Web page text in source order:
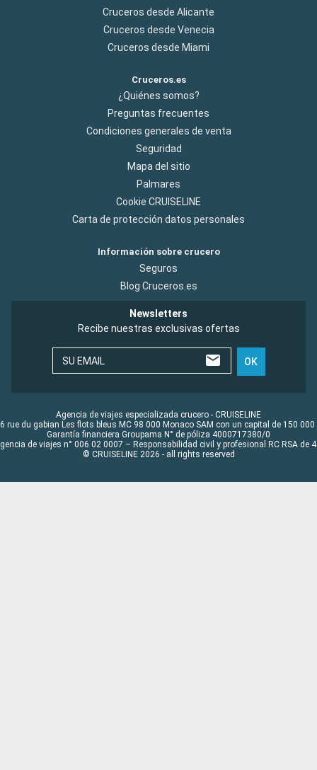
Cruceros desde Alicante
Cruceros desde Venecia
Cruceros desde Miami
Cruceros.es
¿Quiénes somos?
Preguntas frecuentes
Condiciones generales de venta
Seguridad
Mapa del sitio
Palmares
Cookie CRUISELINE
Carta de protección datos personales
Información sobre crucero
Seguros
Blog Cruceros.es
Newsletters
Recibe nuestras exclusivas ofertas
SU EMAIL OK
Agencia de viajes especializada crucero - CRUISELINE
rue du gabian Les flots bleus MC 98 000 Monaco SAM con un capital de 150 000
Garantía financiera Groupama N° de póliza 4000717380/0
de viajes n° 006 02 0007 – Responsabilidad civil y profesional RC RSA de
© CRUISELINE 2026 - all rights reserved